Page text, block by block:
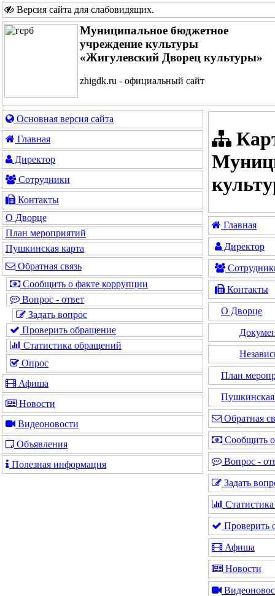
Версия сайта для слабовидящих.
Муниципальное бюджетное
учреждение культуры
«Жигулевский Дворец культуры»
zhigdk.ru - официальный сайт
Основная версия сайта
Главная
Директор
Сотрудники
Контакты
О Дворце
План мероприятий
Пушкинская карта
Обратная связь
Сообщить о факте коррупции
Вопрос - ответ
Задать вопрос
Проверить обращение
Статистика обращений
Опрос
Афиша
Новости
Видеоновости
Объявления
Полезная информация
Главная
Директор
Контакты
О Дворце
План
Пушкинская
Обратная
Сообщить о
Вопрос -
Задать
Проверить
Афиша
Новости